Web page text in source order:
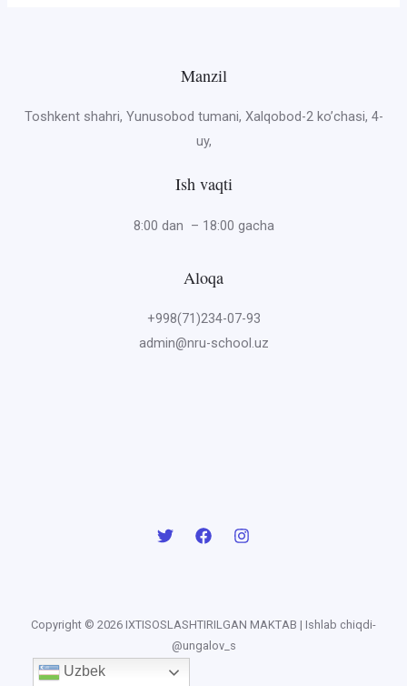
Manzil
Toshkent shahri, Yunusobod tumani, Xalqobod-2 ko’chasi, 4-
uy,
Ish vaqti
8:00 dan – 18:00 gacha
Aloqa
+998(71)234-07-93
admin@nru-school.uz
Copyright © 2026 IXTISOSLASHTIRILGAN MAKTAB | Ishlab chiqdi-
@ungalov_s
Uzbek